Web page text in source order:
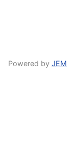
Powered by JEM